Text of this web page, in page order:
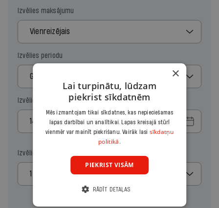
Izvēlies maksājumu
Vienreizējais
Izvēlies periodu
Gads
Izvēlies sākuma datumu
Izvēlies kopiju skaitu
1
×
Lai turpinātu, lūdzam
piekrist sīkdatnēm
Mēs izmantojam tikai sīkdatnes, kas nepieciešamas
lapas darbībai un analītikai. Lapas kreisajā stūrī
vienmēr var mainīt piekrišanu. Vairāk lasi sīkdatņu
politikā.
PIEKRIST VISĀM
RĀDĪT DETAĻAS